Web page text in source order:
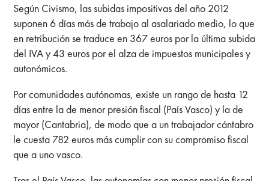
Según Civismo, las subidas impositivas del año 2012
suponen 6 días más de trabajo al asalariado medio, lo que
en retribución se traduce en 367 euros por la última subida
del IVA y 43 euros por el alza de impuestos municipales y
autonómicos.
Por comunidades autónomas, existe un rango de hasta 12
días entre la de menor presión fiscal (País Vasco) y la de
mayor (Cantabria), de modo que a un trabajador cántabro
le cuesta 782 euros más cumplir con su compromiso fiscal
que a uno vasco.